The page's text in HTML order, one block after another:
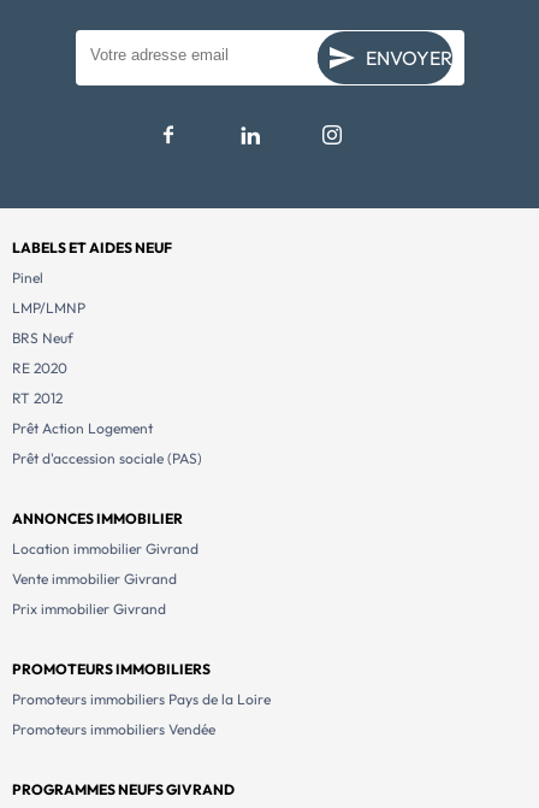
ENVOYER
LABELS ET AIDES NEUF
Pinel
LMP/LMNP
BRS Neuf
RE 2020
RT 2012
Prêt Action Logement
Prêt d'accession sociale (PAS)
ANNONCES IMMOBILIER
Location immobilier Givrand
Vente immobilier Givrand
Prix immobilier Givrand
PROMOTEURS IMMOBILIERS
Promoteurs immobiliers Pays de la Loire
Promoteurs immobiliers Vendée
PROGRAMMES NEUFS GIVRAND